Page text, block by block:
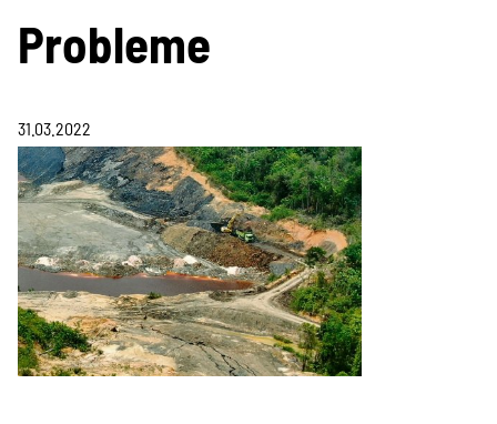
Information & Analyse
Stellungnahmen
Berichte & Petitionen
Informations- und
Bildungsmaterialien
Probleme
31.03.2022